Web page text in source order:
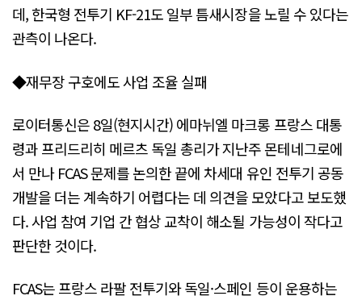
데, 한국형 전투기 KF-21도 일부 틈새시장을 노릴 수 있다는
관측이 나온다.
◆재무장 구호에도 사업 조율 실패
로이터통신은 8일(현지시간) 에마뉘엘 마크롱 프랑스 대통
령과 프리드리히 메르츠 독일 총리가 지난주 몬테네그로에
서 만나 FCAS 문제를 논의한 끝에 차세대 유인 전투기 공동
개발을 더는 계속하기 어렵다는 데 의견을 모았다고 보도했
다. 사업 참여 기업 간 협상 교착이 해소될 가능성이 작다고
판단한 것이다.
FCAS는 프랑스 라팔 전투기와 독일·스페인 등이 운용하는